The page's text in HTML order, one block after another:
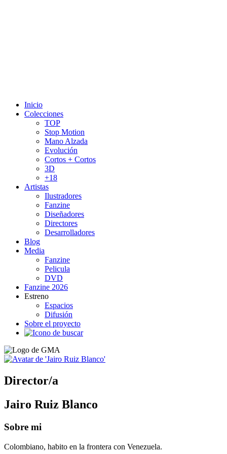
Inicio
Colecciones
TOP
Stop Motion
Mano Alzada
Evolución
Cortos + Cortos
3D
+18
Artistas
Ilustradores
Fanzine
Diseñadores
Directores
Desarrolladores
Blog
Media
Fanzine
Pelicula
DVD
Fanzine 2026
Estreno
Espacios
Difusión
Sobre el proyecto
Director/a
Jairo Ruiz Blanco
Sobre mi
Colombiano, habito en la frontera con Venezuela.